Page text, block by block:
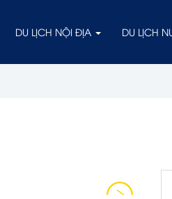
DU LỊCH NỘI ĐỊA DU LỊCH